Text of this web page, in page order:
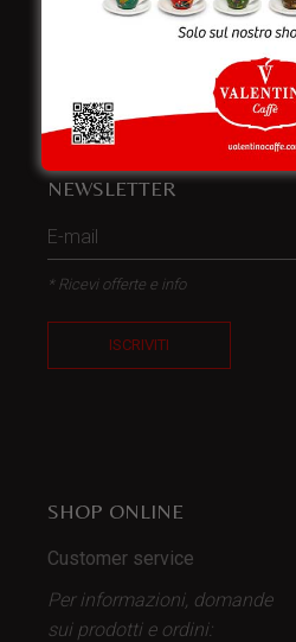
NEWSLETTER
* Ricevi offerte e info
ISCRIVITI
SHOP ONLINE
Customer service
Per informazioni, domande
sui prodotti e ordini: